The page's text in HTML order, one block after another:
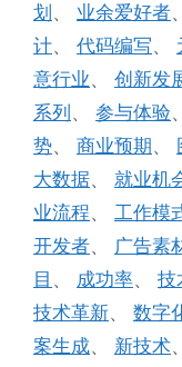
划 、 业余爱好者
计、 代码编写、
意行业、 创新发
系列 、 参与体验
势、 商业预期、
大数据、 就业机
业流程、 工作模
开发者、 广告素
目 、 成功率、 技
技术革新、 数字
案生成、 新技术